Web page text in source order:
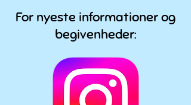
For nyeste informationer og
begivenheder: